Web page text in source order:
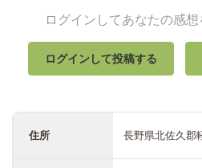
ログインしてあなたの感
ログインして投稿する
住所 長野県北佐久郡